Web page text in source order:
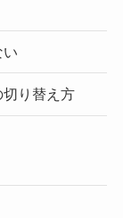
い
り替え方